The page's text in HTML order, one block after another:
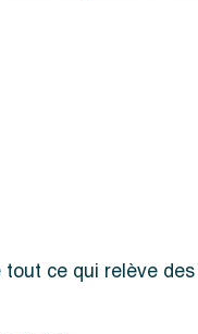
ce qui relève des